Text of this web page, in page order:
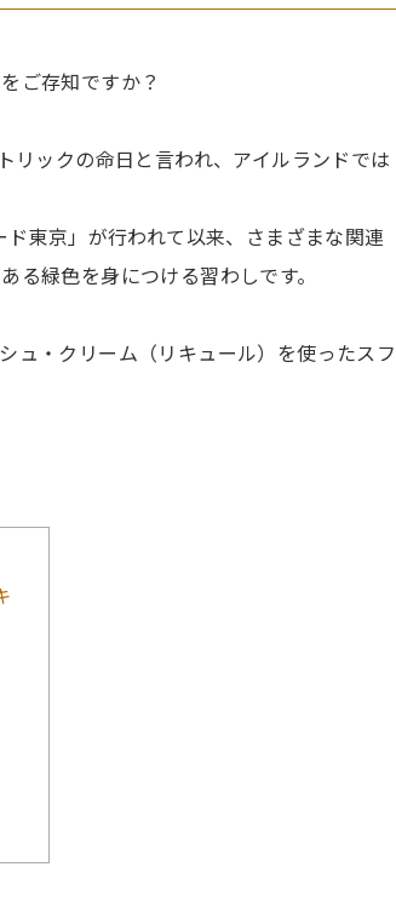
ご存知ですか？
リックの命日と言われ、アイルランドでは
東京」が行われて以来、さまざまな関連
る緑色を身につける習わしです。
ュ・クリーム（リキュール）を使ったスフ